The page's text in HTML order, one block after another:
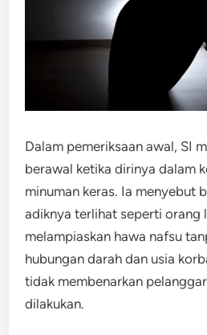
Dalam pemeriksaan awal, SI
berawal ketika dirinya dalam
minuman keras. Ia menyebut
adiknya terlihat seperti orang
melampiaskan hawa nafsu
hubungan darah dan usia
tidak membenarkan
dilakukan.